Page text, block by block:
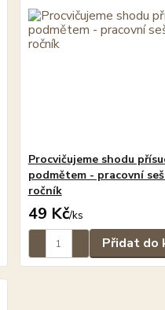
Procvičujeme shodu
podmětem - pracovní
ročník
49 Kč/ks
Přidat do